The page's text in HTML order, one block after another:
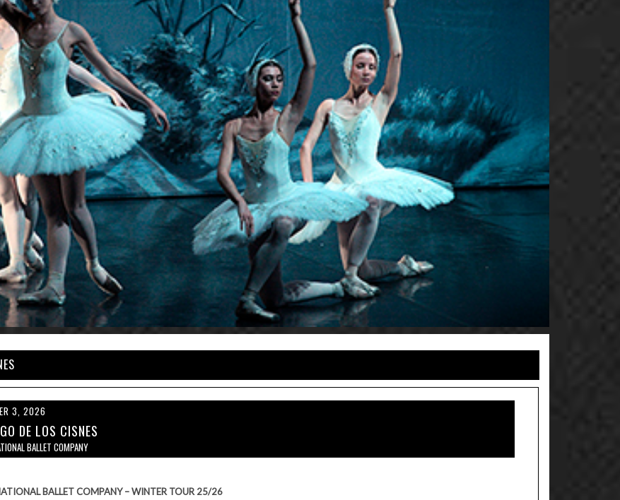
3, 2026
DE LOS CISNES
BALLET COMPANY
BALLET COMPANY – WINTER TOUR 25/26